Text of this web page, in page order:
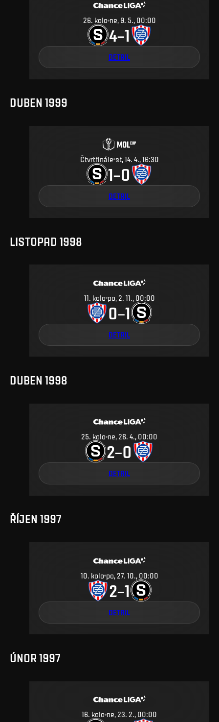
26. kolo ne, 9. 5., 00:00
4–1
DETAIL
DUBEN 1999
Čtvrtfinále st, 14. 4., 16:30
1–0
DETAIL
LISTOPAD 1998
11. kolo po, 2. 11., 00:00
0–1
DETAIL
DUBEN 1998
25. kolo ne, 26. 4., 00:00
2–0
DETAIL
ŘÍJEN 1997
10. kolo po, 27. 10., 00:00
2–1
DETAIL
ÚNOR 1997
16. kolo ne, 23. 2., 00:00